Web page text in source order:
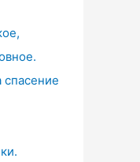
спасение